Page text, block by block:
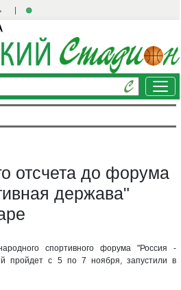
отсчета до форума
держава"
спортивного форума "Россия -
пройдет с 5 по 7 ноября, запустили в